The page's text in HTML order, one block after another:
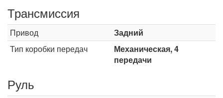
Трансмиссия
Привод
Задний
Тип коробки передач
Механическая, 4
передачи
Руль